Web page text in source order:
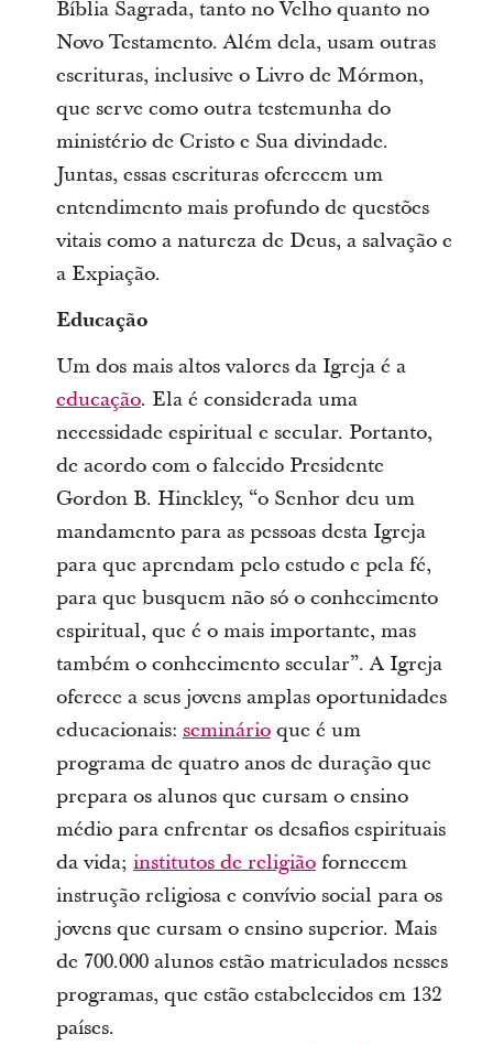
Bíblia Sagrada, tanto no Velho quanto no
Novo Testamento. Além dela, usam outras
escrituras, inclusive o Livro de Mórmon,
que serve como outra testemunha do
ministério de Cristo e Sua divindade.
Juntas, essas escrituras oferecem um
entendimento mais profundo de questões
vitais como a natureza de Deus, a salvação e
a Expiação.
Educação
Um dos mais altos valores da Igreja é a
educação. Ela é considerada uma
necessidade espiritual e secular. Portanto,
de acordo com o falecido Presidente
Gordon B. Hinckley, “o Senhor deu um
mandamento para as pessoas desta Igreja
para que aprendam pelo estudo e pela fé,
para que busquem não só o conhecimento
espiritual, que é o mais importante, mas
também o conhecimento secular”. A Igreja
oferece a seus jovens amplas oportunidades
educacionais: seminárioque é um
programa de quatro anos de duração que
prepara os alunos que cursam o ensino
médio para enfrentar os desafios espirituais
da vida; institutos de religiãofornecem
instrução religiosa e convívio social para os
jovens que cursam o ensino superior. Mais
de 700.000 alunos estão matriculados nesses
programas, que estão estabelecidos em 132
países.